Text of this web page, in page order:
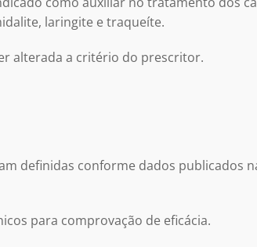
laringite e traqueíte.
alterada a critério do prescritor.
definidas conforme dados publicados
para comprovação de eficácia.